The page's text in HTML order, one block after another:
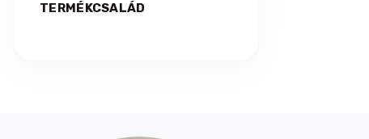
TERMÉKCSALÁD